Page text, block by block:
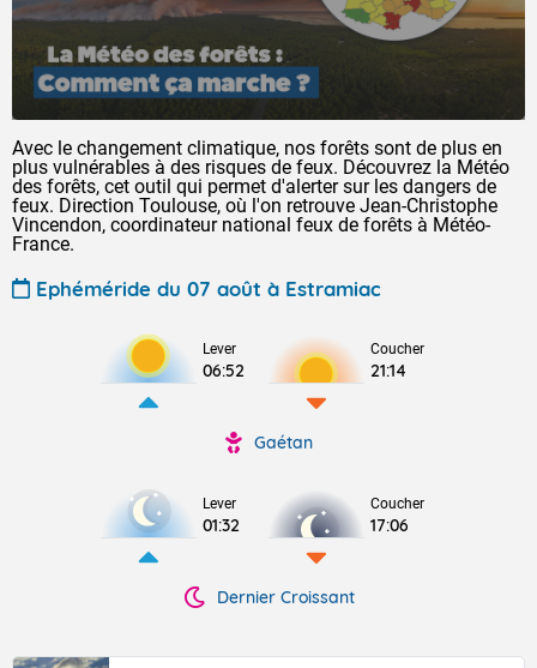
Avec le changement climatique, nos forêts sont de plus en
plus vulnérables à des risques de feux. Découvrez la Météo
des forêts, cet outil qui permet d'alerter sur les dangers de
feux. Direction Toulouse, où l'on retrouve Jean-Christophe
Vincendon, coordinateur national feux de forêts à Météo-
France.
Ephéméride du 07 août à Estramiac
Lever
06:52
Coucher
21:14
Gaétan
Lever
01:32
Coucher
17:06
Dernier Croissant